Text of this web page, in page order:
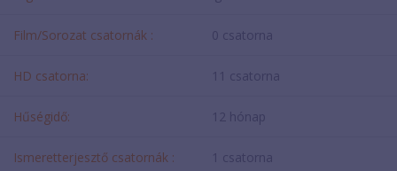
Film/Sorozat csatornák : 0 csatorna
HD csatorna: 11 csatorna
Hűségidő: 12 hónap
Ismeretterjesztő csatornák : 1 csatorna